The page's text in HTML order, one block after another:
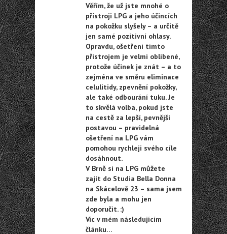
Věřím, že už jste mnohé o
přístroji LPG a jeho účincích
na pokožku slyšely – a určitě
jen samé pozitivní ohlasy.
Opravdu, ošetření tímto
přístrojem je velmi oblíbené,
protože účinek je znát – a to
zejména ve směru eliminace
celulitidy, zpevnění pokožky,
ale také odbourání tuku. Je
to skvělá volba, pokud jste
na cestě za lepší, pevnější
postavou – pravidelná
ošetření na LPG vám
pomohou rychleji svého cíle
dosáhnout.
V Brně si na LPG můžete
zajít do Studia Bella Donna
na Skácelově 23 – sama jsem
zde byla a mohu jen
doporučit. :)
Víc v mém následujícím
článku…